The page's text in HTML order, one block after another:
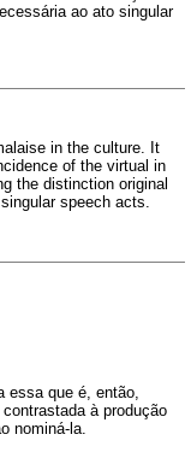
ao ato singular
in the culture. It
of the virtual in
the distinction original
speech acts.
essa que é, então,
à produção
nominá-la.